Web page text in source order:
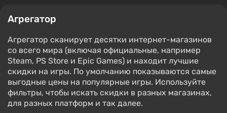
Агрегатор
Агрегатор сканирует десятки интернет-магазинов
со всего мира (включая официальные, например
Steam, PS Store и Epic Games) и находит лучшие
скидки на игры. По умолчанию показываются самые
выгодные цены на популярные игры. Используйте
фильтры, чтобы искать скидки в разных магазинах,
для разных платформ и так далее.